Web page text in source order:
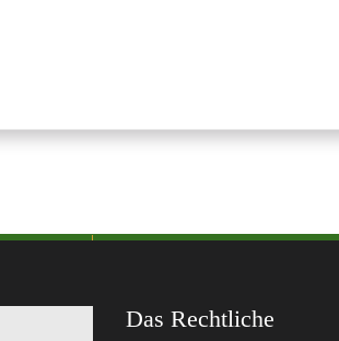
Das Rechtliche